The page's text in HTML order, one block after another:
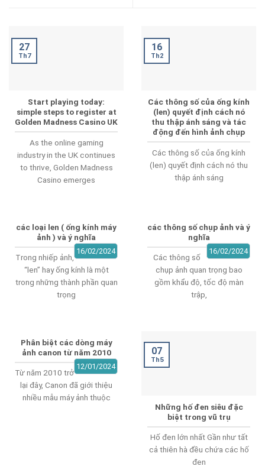
Start playing today:
simple steps to register at
Golden Madness Casino UK
As the online gaming
industry in the UK continues
to thrive, Golden Madness
Casino emerges
27
Th7
Các thông số của ống kính
(len) quyết định cách nó
thu thập ánh sáng và tác
động đến hình ảnh chụp
Các thông số của ống kính
(len) quyết định cách nó thu
thập ánh sáng
16
Th2
các loại len ( ống kính máy
ảnh ) và ý nghĩa
16/02/2024
Trong nhiếp ảnh,
“len” hay ống kính là một
trong những thành phần quan
trọng
các thông số chụp ảnh và ý
nghĩa
16/02/2024
Các thông số
chụp ảnh quan trọng bao
gồm khẩu độ, tốc độ màn
trập,
Phân biệt các dòng máy
ảnh canon từ năm 2010
12/01/2024
Từ năm 2010 trở
lại đây, Canon đã giới thiệu
nhiều mẫu máy ảnh thuộc
Những hố đen siêu đặc
biệt trong vũ trụ
Hố đen lớn nhất Gần như tất
cả thiên hà đều chứa các hố
đen
07
Th5